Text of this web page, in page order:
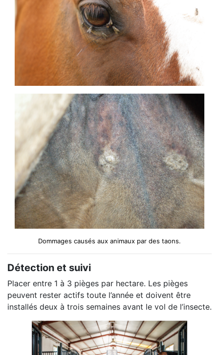
Dommages causés aux animaux par des taons.
Détection et suivi
Placer entre 1 à 3 pièges par hectare. Les pièges
peuvent rester actifs toute l’année et doivent être
installés deux à trois semaines avant le vol de l’insecte.